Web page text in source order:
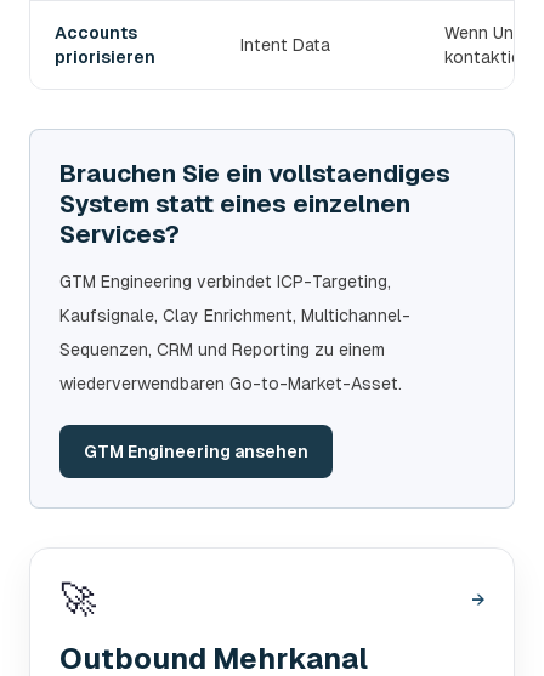
Accounts
priorisieren
Intent Data
Wenn
kontaktiert
Brauchen Sie ein vollstaendiges
System statt eines einzelnen
Services?
GTM Engineering verbindet ICP-Targeting,
Kaufsignale, Clay Enrichment, Multichannel-
Sequenzen, CRM und Reporting zu einem
wiederverwendbaren Go-to-Market-Asset.
GTM Engineering ansehen
🚀 →
Outbound Mehrkanal